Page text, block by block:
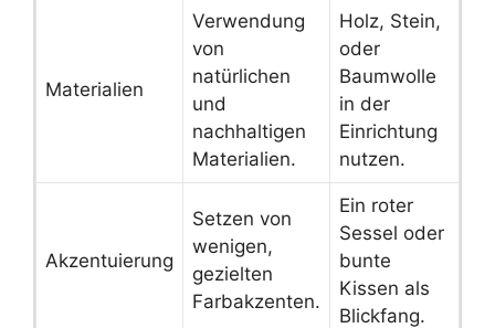
Materialien
Verwendung
von
natürlichen
und
nachhaltigen
Materialien.
Holz, Stein,
oder
Baumwolle
in der
Einrichtung
nutzen.
Akzentuierung
Setzen von
wenigen,
gezielten
Farbakzenten.
Ein roter
Sessel oder
bunte
Kissen als
Blickfang.